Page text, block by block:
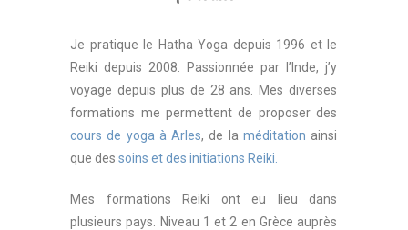
Je pratique le Hatha Yoga depuis 1996 et le
Reiki depuis 2008. Passionnée par l’Inde, j’y
voyage depuis plus de 28 ans. Mes diverses
formations me permettent de proposer des
cours de yoga à Arles, de laméditation ainsi
que dessoins et des initiations Reiki.
Mes formations Reiki ont eu lieu dans
plusieurs pays. Niveau 1 et 2 en Grèce auprès